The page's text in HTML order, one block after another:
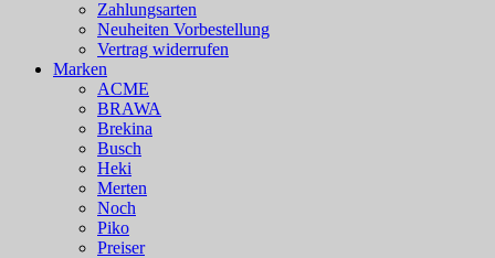
Zahlungsarten
Neuheiten Vorbestellung
Vertrag widerrufen
Marken
ACME
BRAWA
Brekina
Busch
Heki
Merten
Noch
Piko
Preiser